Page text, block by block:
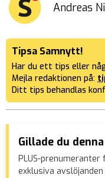
Andreas
Tipsa Samnytt!
Har du ett tips eller
Mejla redaktionen på:
Ditt tips behandlas
Gillade du
PLUS-
exklusiva